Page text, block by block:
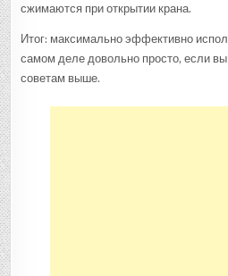
сжимаются при открытии крана.
Итог: максимально эффективно
самом деле довольно просто, если
советам выше.